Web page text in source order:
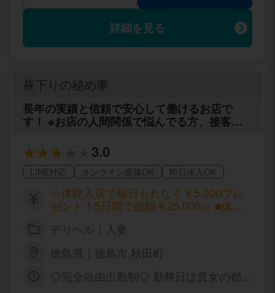
詳細を見る
昼下りの秘め事
長年の実績と信頼で安心して働けるお店で
す！ ※お店の人間関係で悩んでる方、接客で
色々悩みがある方 一度、お問合せ下さい!! 月
に一回、週に一回出勤など貴女の都合の良い
ペースで働けます 「働きたいけどちょっと不
安」と思う方でも大丈夫！ 抜群の高待遇、働
きやすい環境で貴女をバックアップ致しま
す！ お昼だけ・夜だけなど 貴方の空いている
少しのお時間だけでＯＫ 熟女さん.バツイチさ
ん.ｼﾝｸﾞﾙﾏｻﾞｰさん大歓迎！ ☆体験入店で毎日
もれなく￥5.000プレゼント！5日間で総額￥2
5.000☆
3.0
LINE対応 オンライン面接OK 即日体入OK
☆体験入店で毎日もれなく￥5.000プレ
ゼント！5日間で総額￥25.000☆ ■体験
保証（5日間で総額￥125.000） 待機時
￥175.000） ■時給 60 分コース \ 8,000
～ 90 分コース \11,000～ 120分コース
\15,000～ 180分コース \21,000～ ※キャ
デリヘル｜人妻
徳島県｜徳島市,秋田町
◎完全自由出勤制◎ 勤務日は貴女の都合